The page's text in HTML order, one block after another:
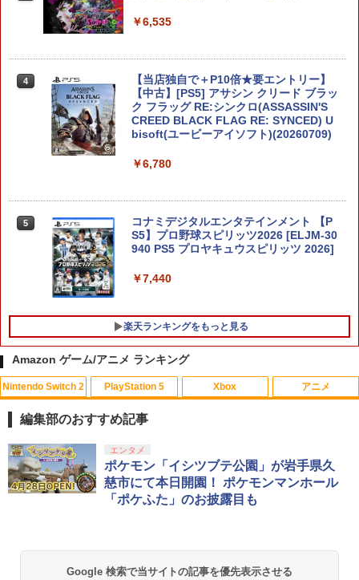
編＋西日本編 【Switch2】 NXS-P-A8K
￥7,890
【特典】ドラゴンクエストVII Reimagin
ed NintendoSwitch2版(40周年スライム
【特典】ほの暮しの庭 switch2版(【初
回外付特典】切り取れるクリアカード)
￥8,118
￥6,535
4
【当店独自で＋P10倍★要エントリー】
【中古】[PS5] アサシン クリード ブラッ
ク フラッグ RE:シンクロ(ASSASSIN'S
CREED BLACK FLAG RE: SYNCED) U
bisoft(ユービーアイソフト)(20260709)
￥6,780
5
コナミデジタルエンタテインメント 【P
S5】プロ野球スピリッツ2026 [ELJM-30
940 PS5 プロヤキュウスピリッツ 2026]
￥7,440
楽天ランキングをもっと見る
1 【中古】大乱闘スマッシュブラザーズX
￥350
￥350
1
【中古】アーロと少年 MovieNEX [純正
ブルーレイ＋純正ケース]
スタジオ
Amazon ゲーム/アニメ ランキング
Nintendo Switch 2
1
スプラトゥーン レイダース|オンライン
コード版
￥5,832
スプラトゥーン レイダース -Switch2
PlayStation 5
1
PlayStation 5 デジタル・エディション
日本語専用 Console Language: Japan
ese only (CFI-2200B01)
￥55,000
Beast of Reincarnation -PS5 【特典】
Xbox
1
【純正品】Xbox ワイヤレス コントロー
ラー + USB-C® ケーブル
￥8,300
【純正品】Xbox ワイヤレス コントロー
ラー (ロボット ホワイト)
アニメ
1
劇場版「鬼滅の刃」無限城編 第一章 猗
窩座再来 通常版 [Blu-ray]
￥3,982
劇場版「鬼滅の刃」無限城編 第一章 猗
編集部のおすすめ記事
エンタメ
ポケモン「イシツブテ公園」が岩手県久
慈市にて本日開園！ ポケモンマンホール
「ポケふた」のお披露目も
Google 検索で当サイトの記事を優先表示させる